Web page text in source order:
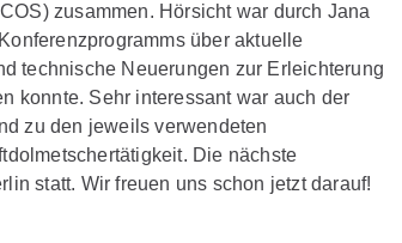
zusammen. Hörsicht war durch Jana
über aktuelle
technische Neuerungen zur Erleichterung
konnte. Sehr interessant war auch der
zu den jeweils verwendeten
Die nächste
statt. Wir freuen uns schon jetzt darauf!